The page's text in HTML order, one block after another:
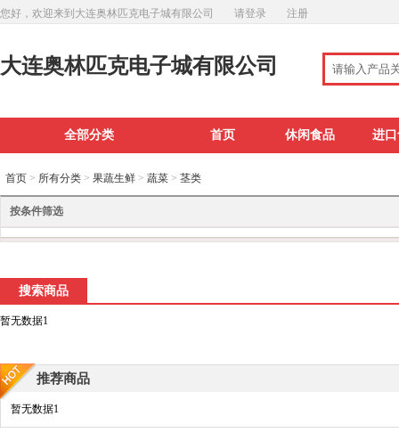
您好，欢迎来到大连奥林匹克电子城有限公司 请登录 注册
大连奥林匹克电子城有限公司
全部分类 首页 休闲食品 进
首页 > 所有分类 > 果蔬生鲜 > 蔬菜 > 茎类
按条件筛选
搜索商品
暂无数据1
推荐商品
暂无数据1